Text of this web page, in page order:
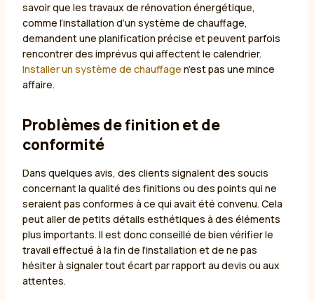
savoir que les travaux de rénovation énergétique,
comme l’installation d’un système de chauffage,
demandent une planification précise et peuvent parfois
rencontrer des imprévus qui affectent le calendrier.
Installer un système de chauffage n’est pas une mince
affaire.
Problèmes de finition et de
conformité
Dans quelques avis, des clients signalent des soucis
concernant la qualité des finitions ou des points qui ne
seraient pas conformes à ce qui avait été convenu. Cela
peut aller de petits détails esthétiques à des éléments
plus importants. Il est donc conseillé de bien vérifier le
travail effectué à la fin de l’installation et de ne pas
hésiter à signaler tout écart par rapport au devis ou aux
attentes.